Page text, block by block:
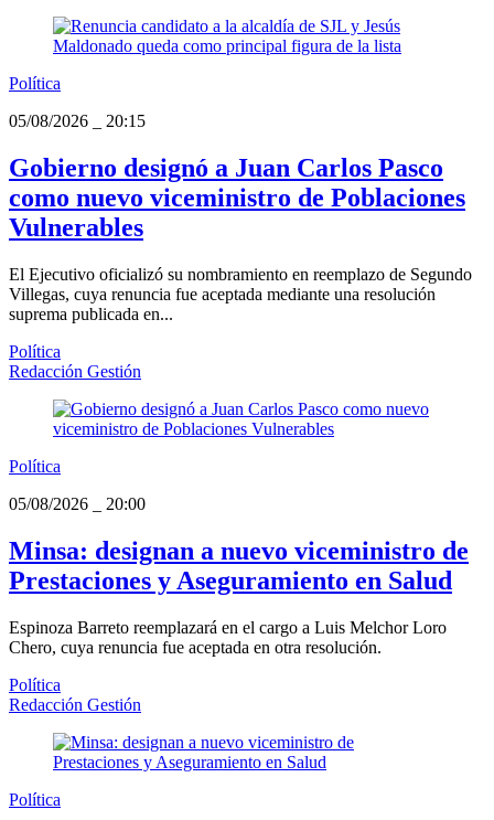
Política
05/08/2026
20:15
Gobierno designó a Juan Carlos Pasco
como nuevo viceministro de Poblaciones
Vulnerables
El Ejecutivo oficializó su nombramiento en reemplazo de Segundo
Villegas, cuya renuncia fue aceptada mediante una resolución
suprema publicada en...
Política
Redacción Gestión
Política
05/08/2026
20:00
Minsa: designan a nuevo viceministro de
Prestaciones y Aseguramiento en Salud
Espinoza Barreto reemplazará en el cargo a Luis Melchor Loro
Chero, cuya renuncia fue aceptada en otra resolución.
Política
Redacción Gestión
Política